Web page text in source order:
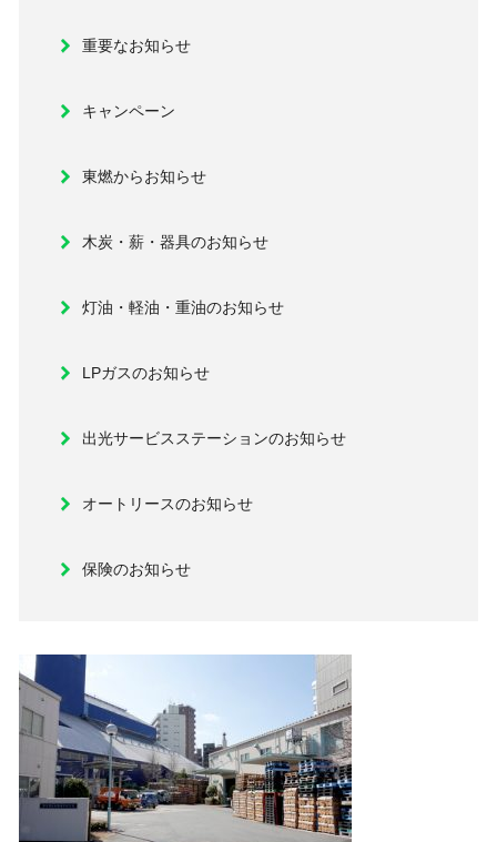
重要なお知らせ
キャンペーン
東燃からお知らせ
木炭・薪・器具のお知らせ
灯油・軽油・重油のお知らせ
LPガスのお知らせ
出光サービスステーションのお知らせ
オートリースのお知らせ
保険のお知らせ